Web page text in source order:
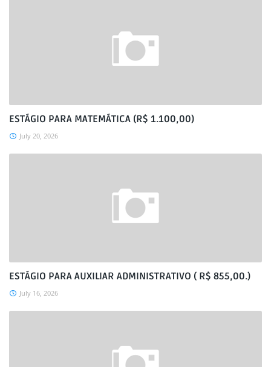
ESTÁGIO PARA MATEMÁTICA (R$ 1.100,00)
July 20, 2026
ESTÁGIO PARA AUXILIAR ADMINISTRATIVO ( R$ 855,00.)
July 16, 2026